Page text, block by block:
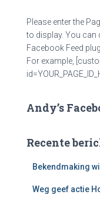
Please enter the
to display. You can
Facebook Feed
For example,
Andy’s
Recente
Bekendmaking
Weg geef actie